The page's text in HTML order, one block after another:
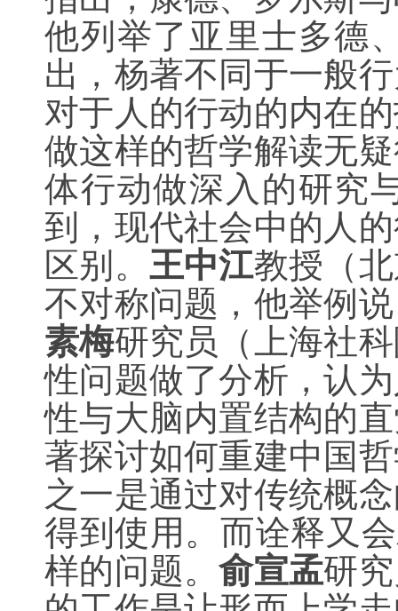
他列举了亚里士多德
出，杨著不同于一般
对于人的行动的内在
做这样的哲学解读无
体行动做深入的研究
到，现代社会中的人
区别。 王中江教授（
不对称问题，他举例
素梅研究员（上海社
性问题做了分析，认
性与大脑内置结构的
著探讨如何重建中国
之一是通过对传统概
得到使用。而诠释又
样的问题。俞宣孟研